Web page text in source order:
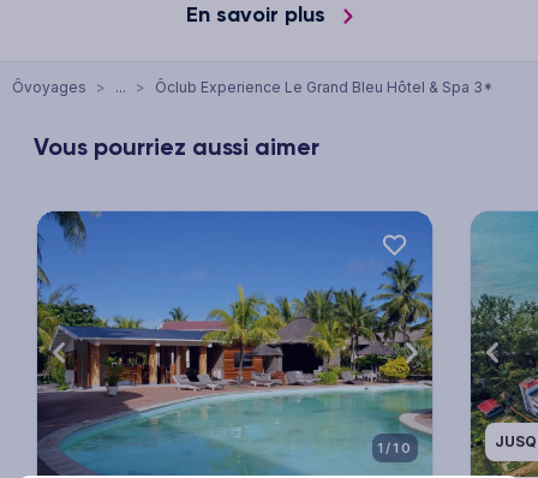
En savoir plus
Ôvoyages > ... > Ôclub Experience Le Grand Bleu Hôtel & Spa 3*
Vous pourriez aussi aimer
Previous Next
1/10